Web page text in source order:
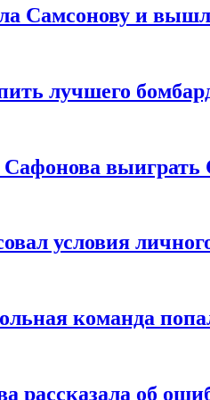
Самсонову и
лучшего
условия
команда
рассказала об